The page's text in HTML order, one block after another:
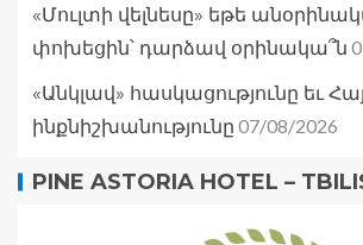
«Մուլտի վելնեսը» եթե
փոխեցին՝ դարձավ օրինակա՞ն
«Անկլավ» հասկացությունը եւ
ինքնիշխանությունը 07/08/2026
PINE ASTORIA HOTEL –